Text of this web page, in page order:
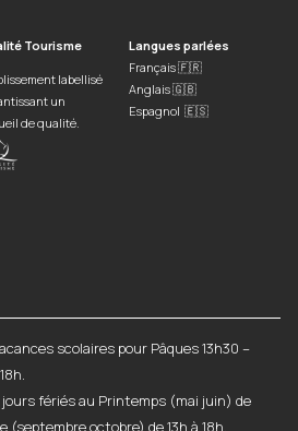
Tourisme
labellisé
un
de qualité.
Langues parlées
Français 🇫🇷
Anglais 🇬🇧
Espagnol 🇪🇸
scolaires pour Pâques 13h30 –
fériés au Printemps (mai juin) de
(septembre octobre) de 13h à 18h.